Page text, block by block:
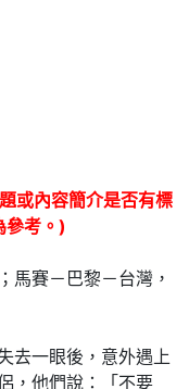
或內容簡介是否有標
參考。)
馬賽－巴黎－台灣，
去一眼後，意外遇上
，他們說：「不要